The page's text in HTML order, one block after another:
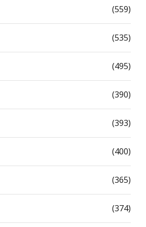
(559)
(535)
(495)
(390)
(393)
(400)
(365)
(374)